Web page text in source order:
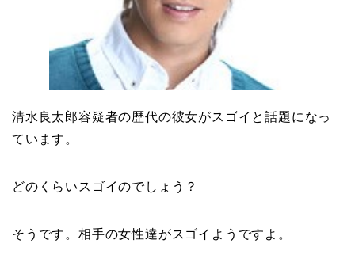
清水良太郎容疑者の歴代の彼女がスゴイと話題になっ
ています。
どのくらいスゴイのでしょう？
そうです。相手の女性達がスゴイようですよ。